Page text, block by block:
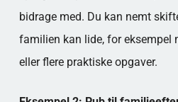
bidrage med. Du kan nemt
familien kan lide, for eksempel
eller flere praktiske opgaver.